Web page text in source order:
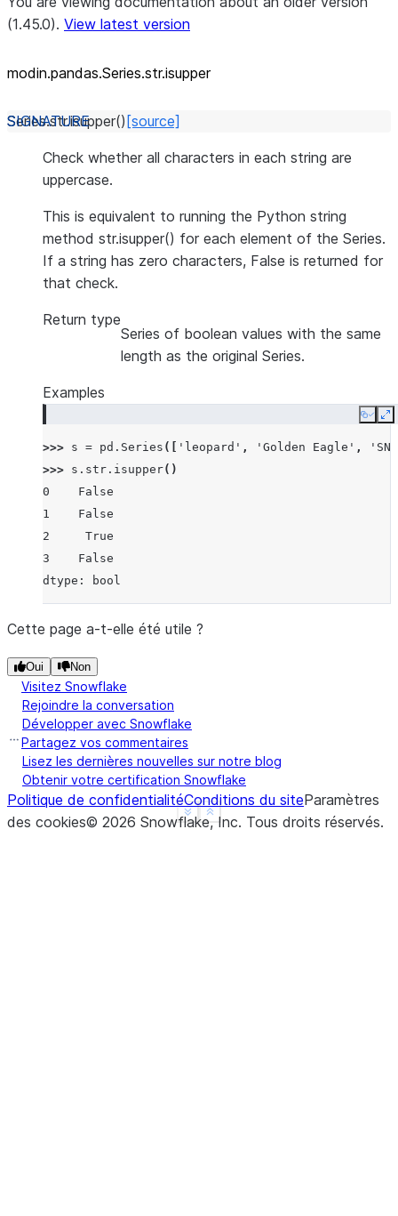
(1.45.0). View latest version
modin.pandas.Series.str.isupper
Series.str.isupper() [source]
Check whether all characters in each string are
uppercase.
This is equivalent to running the Python string
method str.isupper() for each element of the Series.
If a string has zero characters, False is returned for
that check.
Return type
Series of boolean values with the same
length as the original Series.
Examples
Copy
>>> s = pd . Series ([ 'leopard' , 'Golden Eagle' ,
>>> s . str . isupper()
0    False
1    False
2     True
3    False
dtype: bool
Show less
See more
Cette page a-t-elle été utile ?
Oui Non
Visitez Snowflake
Rejoindre la conversation
Développer avec Snowflake
Partagez vos commentaires
Lisez les dernières nouvelles sur notre blog
Obtenir votre certification Snowflake
Politique de confidentialitéConditions du siteParamètres
des cookies© 2026 Snowflake, Inc. Tous droits réservés.